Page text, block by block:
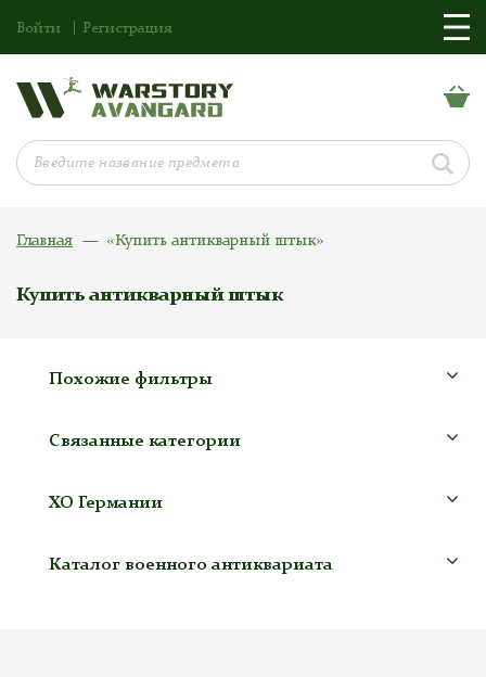
Войти Регистрация
Главная «Купить антикварный штык»
Купить антикварный штык
Похожие фильтры
Связанные категории
ХО Германии
Каталог военного антиквариата